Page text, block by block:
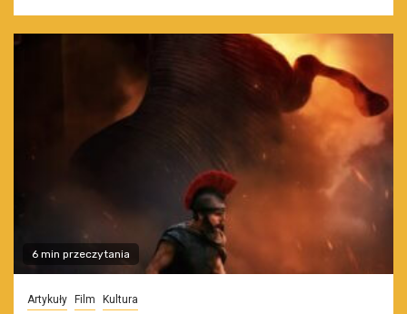
6 min przeczytania
Artykuły Film Kultura